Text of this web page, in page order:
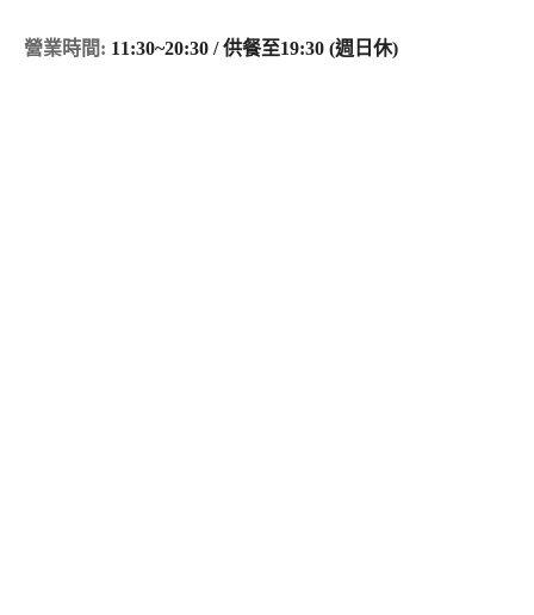
營業時間: 11:30~20:30 / 供餐至19:30 (週日休)